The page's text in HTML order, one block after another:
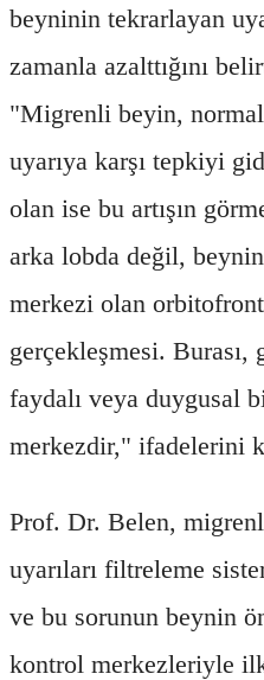
beyninin tekrarlayan
zamanla azalttığını
"Migrenli beyin,
uyarıya karşı tepkiyi
olan ise bu artışın
arka lobda değil,
merkezi olan
gerçekleşmesi. Burası,
faydalı veya duygusal
merkezdir," ifadelerini
Prof. Dr. Belen,
uyarıları filtreleme
ve bu sorunun beynin
kontrol merkezleriyle